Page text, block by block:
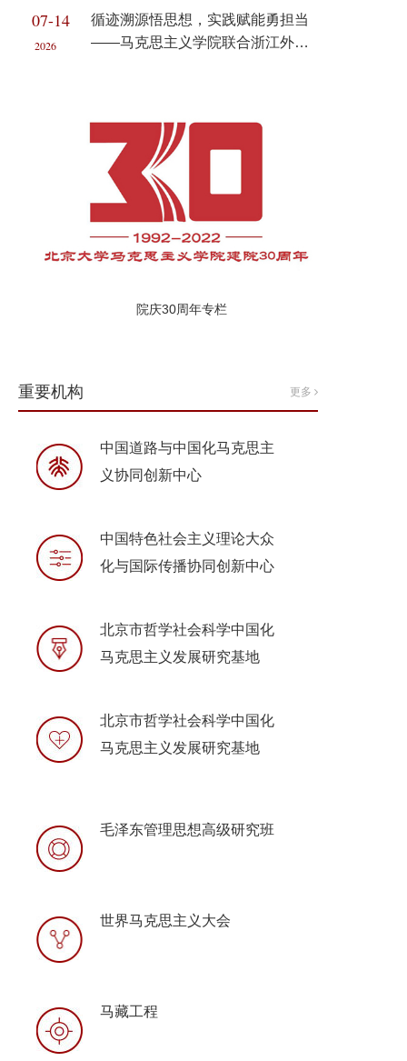
国...
07-14
2026
循迹溯源悟思想，实践赋能勇担当
——马克思主义学院联合浙江外
院庆30周年专栏
更多
重要机构
中国道路与中国化马克思主
义协同创新中心
中国特色社会主义理论大众
化与国际传播协同创新中心
北京市哲学社会科学中国化
马克思主义发展研究基地
北京市哲学社会科学中国化
马克思主义发展研究基地
毛泽东管理思想高级研究班
世界马克思主义大会
马藏工程